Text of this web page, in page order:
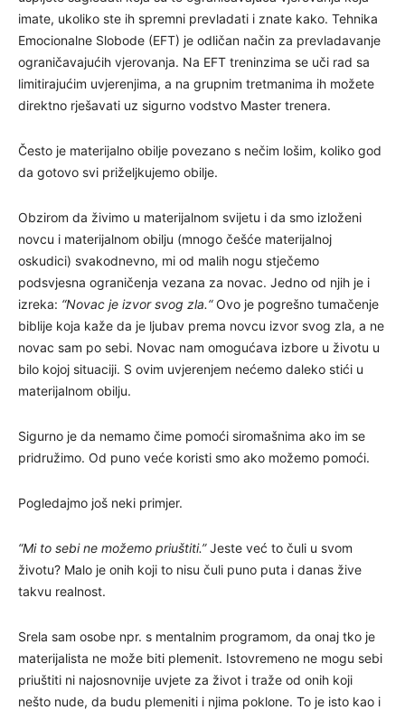
imate, ukoliko ste ih spremni prevladati i znate kako. Tehnika
Emocionalne Slobode (EFT) je odličan način za prevladavanje
ograničavajućih vjerovanja. Na EFT treninzima se uči rad sa
limitirajućim uvjerenjima, a na grupnim tretmanima ih možete
direktno rješavati uz sigurno vodstvo Master trenera.
Često je materijalno obilje povezano s nečim lošim, koliko god
da gotovo svi priželjkujemo obilje.
Obzirom da živimo u materijalnom svijetu i da smo izloženi
novcu i materijalnom obilju (mnogo češće materijalnoj
oskudici) svakodnevno, mi od malih nogu stječemo
podsvjesna ograničenja vezana za novac. Jedno od njih je i
izreka: “Novac je izvor svog zla.“Ovo je pogrešno tumačenje
biblije koja kaže da je ljubav prema novcu izvor svog zla, a ne
novac sam po sebi. Novac nam omogućava izbore u životu u
bilo kojoj situaciji. S ovim uvjerenjem nećemo daleko stići u
materijalnom obilju.
Sigurno je da nemamo čime pomoći siromašnima ako im se
pridružimo. Od puno veće koristi smo ako možemo pomoći.
Pogledajmo još neki primjer.
“Mi to sebi ne možemo priuštiti.”Jeste već to čuli u svom
životu? Malo je onih koji to nisu čuli puno puta i danas žive
takvu realnost.
Srela sam osobe npr. s mentalnim programom, da onaj tko je
materijalista ne može biti plemenit. Istovremeno ne mogu sebi
priuštiti ni najosnovnije uvjete za život i traže od onih koji
nešto nude, da budu plemeniti i njima poklone. To je isto kao i